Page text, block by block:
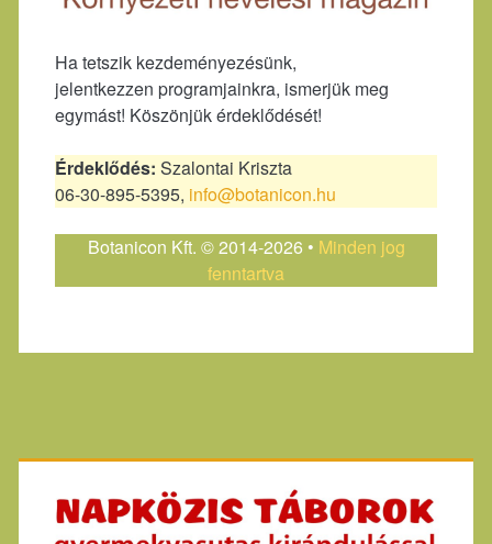
Ha tetszik kezdeményezésünk,
jelentkezzen programjainkra, ismerjük meg
egymást! Köszönjük érdeklődését!
Érdeklődés: Szalontai Kriszta
06-30-895-5395, info@botanicon.hu
Botanicon Kft. © 2014-2026 • Minden jog
fenntartva
Primary
Sidebar